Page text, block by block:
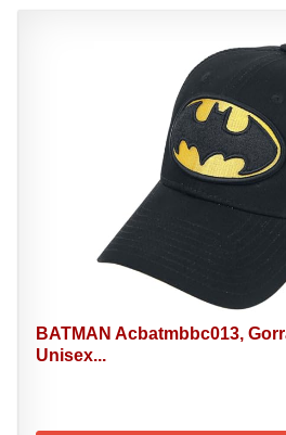
BATMAN Acbatmbbc013,
Unisex...